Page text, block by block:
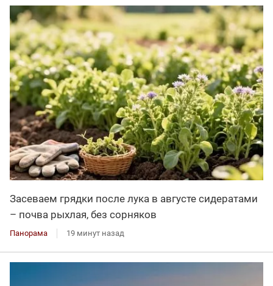
Засеваем грядки после лука в августе сидератами
– почва рыхлая, без сорняков
Панорама 19 минут назад